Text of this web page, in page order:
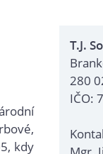
T.J.
280
IČO:
kdy